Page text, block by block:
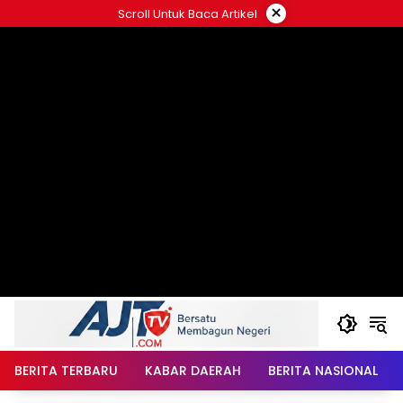
ke
Scroll Untuk Baca Artikel ×
BERITA TERBARU KABAR DAERAH BERITA NASIONAL